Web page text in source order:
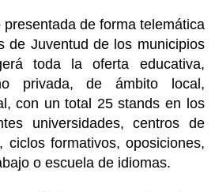
de forma telemática
de Juventud de los municipios
toda la oferta educativa,
privada, de ámbito local,
con un total 25 stands en los
universidades, centros de
ciclos formativos, oposiciones,
o escuela de idiomas.